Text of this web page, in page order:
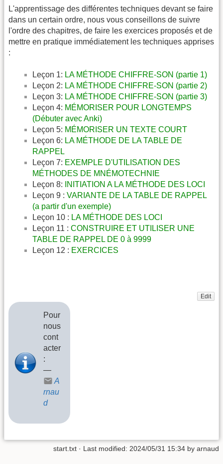
L'apprentissage des différentes techniques devant se faire
dans un certain ordre, nous vous conseillons de suivre
l'ordre des chapitres, de faire les exercices proposés et de
mettre en pratique immédiatement les techniques apprises
:
Leçon 1: LA MÉTHODE CHIFFRE-SON (partie 1)
Leçon 2: LA MÉTHODE CHIFFRE-SON (partie 2)
Leçon 3: LA MÉTHODE CHIFFRE-SON (partie 3)
Leçon 4: MÉMORISER POUR LONGTEMPS
(Débuter avec Anki)
Leçon 5: MÉMORISER UN TEXTE COURT
Leçon 6: LA MÉTHODE DE LA TABLE DE
RAPPEL
Leçon 7: EXEMPLE D'UTILISATION DES
MÉTHODES DE MNÉMOTECHNIE
Leçon 8:
INITIATION A LA MÉTHODE DES LOCI
Leçon 9 : VARIANTE DE LA TABLE DE RAPPEL
(a partir d'un exemple)
Leçon 10 : LA MÉTHODE DES LOCI
Leçon 11 : CONSTRUIRE ET UTILISER UNE
TABLE DE RAPPEL DE 0 à 9999
Leçon 12 : EXERCICES
Pour
nous
cont
acter
:
—
A
rnau
d
Edit
start.txt · Last modified: 2024/05/31 15:34 by arnaud